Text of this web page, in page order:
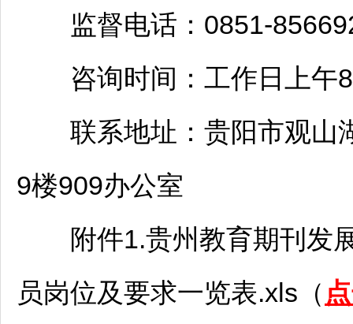
监督电话：0851-
咨询时间：工作日上午
联系地址： 贵阳市观山
9楼909办公室
附件1.贵州教育期刊发
员岗位及要求一览表.xls（